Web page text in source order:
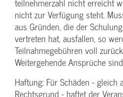
nicht zur Verfügung steht.
aus Gründen, die der
vertreten hat, ausfallen, so
Teilnahme­gebühren voll
Weitergehende Ansprüche
Haftung: Für Schäden - gleich
Rechtsgrund - haftet der